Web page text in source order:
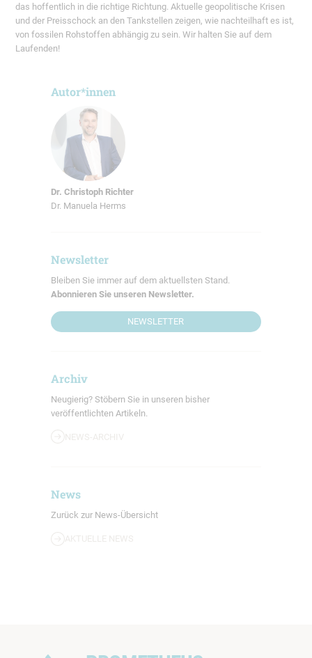
das hoffentlich in die richtige Richtung. Aktuelle geopolitische Krisen
und der Preisschock an den Tankstellen zeigen, wie nachteilhaft es ist,
von fossilen Rohstoffen abhängig zu sein. Wir halten Sie auf dem
Laufenden!
Autor*innen
Dr. Christoph Richter
Dr. Manuela Herms
Newsletter
Bleiben Sie immer auf dem aktuellsten Stand.
Abonnieren Sie unseren Newsletter.
NEWSLETTER
Archiv
Neugierig? Stöbern Sie in unseren bisher
veröffentlichten Artikeln.
NEWS-ARCHIV
News
Zurück zur News-Übersicht
AKTUELLE NEWS